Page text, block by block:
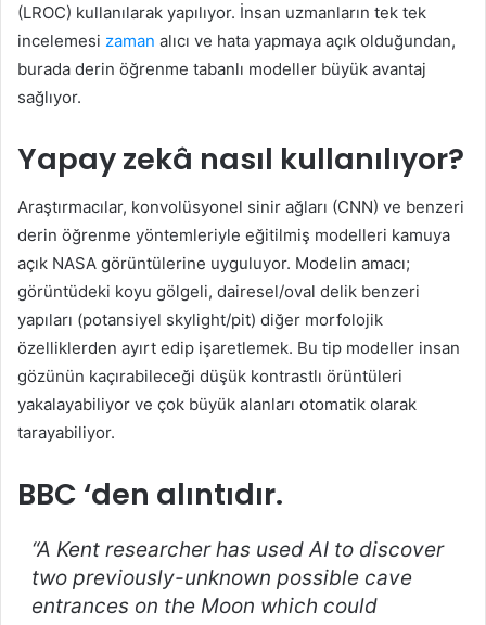
(LROC) kullanılarak yapılıyor. İnsan uzmanların tek tek
incelemesi zaman alıcı ve hata yapmaya açık olduğundan,
burada derin öğrenme tabanlı modeller büyük avantaj
sağlıyor.
Yapay zekâ nasıl kullanılıyor?
Araştırmacılar, konvolüsyonel sinir ağları (CNN) ve benzeri
derin öğrenme yöntemleriyle eğitilmiş modelleri kamuya
açık NASA görüntülerine uyguluyor. Modelin amacı;
görüntüdeki koyu gölgeli, dairesel/oval delik benzeri
yapıları (potansiyel skylight/pit) diğer morfolojik
özelliklerden ayırt edip işaretlemek. Bu tip modeller insan
gözünün kaçırabileceği düşük kontrastlı örüntüleri
yakalayabiliyor ve çok büyük alanları otomatik olarak
tarayabiliyor.
BBC ‘den alıntıdır.
“A Kent researcher has used AI to discover
two previously-unknown possible cave
entrances on the Moon which could